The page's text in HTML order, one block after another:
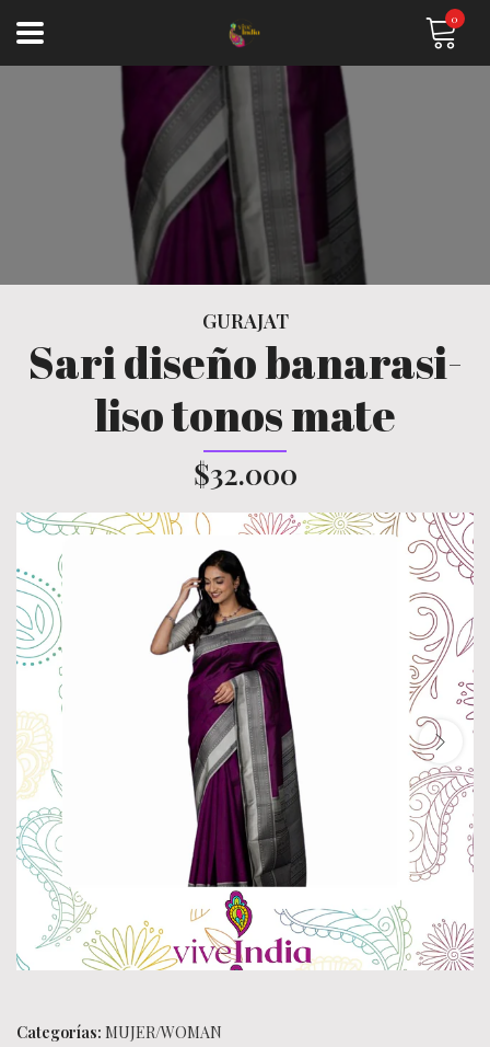
0
GURAJAT
Sari diseño banarasi-
liso tonos mate
$32.000
Categorías: MUJER/WOMAN